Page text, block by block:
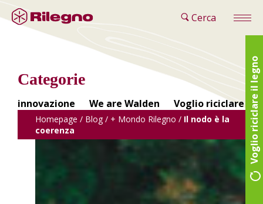
Cerca
Voglio riciclare il legno
Categorie
innovazione We are Walden Voglio riciclare il
Homepage / Blog/ + Mondo Rilegno / Il nodo è la
coerenza